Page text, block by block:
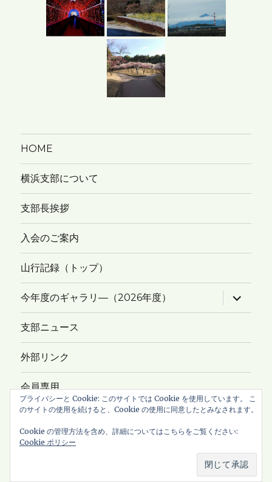
HOME
横浜支部について
支部長挨拶
入会のご案内
山行記録（トップ）
今年度のギャラリ―（2026年度）
サ
ブ
メ
ー
開
支部ニュース
外部リンク
会員専用
サイトマップ
新ハイキングクラブ・横浜支部All Rights
プライバシーと Cookie: このサイトでは Cookie を使用しています。 こ
のサイトの使用を続けると、Cookie の使用に同意したとみなされます。
Cookie の管理方法を含め、詳細についてはこちらをご覧ください:
Cookie ポリシー